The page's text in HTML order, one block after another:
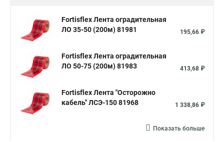
Fortisflex Лента оградительная
ЛО 35-50 (200м) 81981
195,66 ₽
Fortisflex Лента оградительная
ЛО 50-75 (200м) 81983
413,68 ₽
Fortisflex Лента "Осторожно
кабель" ЛСЭ-150 81968
1 338,86 ₽
Показать больше